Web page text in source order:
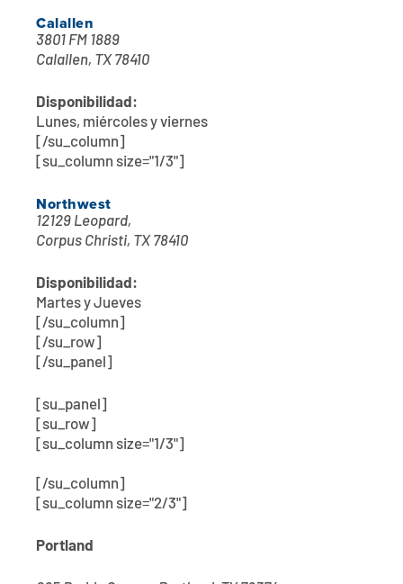
Calallen
3801 FM 1889
Calallen, TX 78410
Disponibilidad:
Lunes, miércoles y viernes
[/su_column]
[su_column size="1/3"]
Northwest
12129 Leopard,
Corpus Christi, TX 78410
Disponibilidad:
Martes y Jueves
[/su_column]
[/su_row]
[/su_panel]
[su_panel]
[su_row]
[su_column size="1/3"]
[/su_column]
[su_column size="2/3"]
Portland